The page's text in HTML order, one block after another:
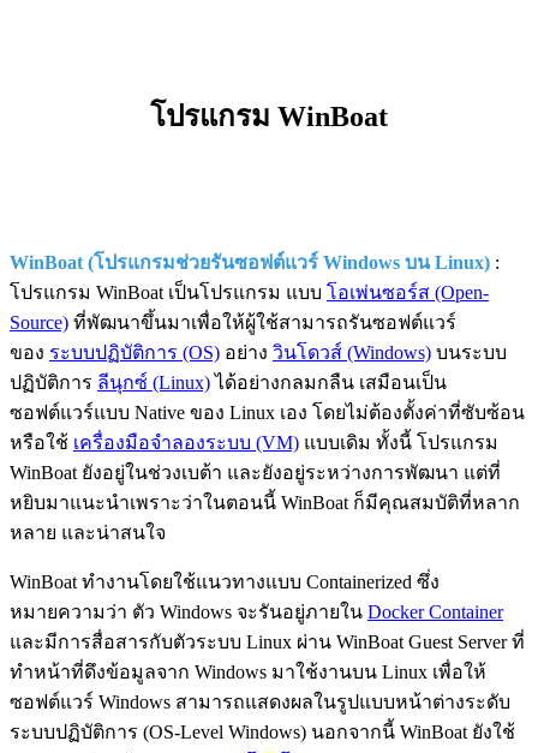
โปรแกรม WinBoat
WinBoat (โปรแกรมช่วยรันซอฟต์แวร์ Windows บน Linux) :
โปรแกรม WinBoat เป็นโปรแกรม แบบ โอเพ่นซอร์ส (Open-
Source) ที่พัฒนาขึ้นมาเพื่อให้ผู้ใช้สามารถรันซอฟต์แวร์
ของ ระบบปฏิบัติการ (OS) อย่าง วินโดวส์ (Windows) บนระบบ
ปฏิบัติการ ลีนุกซ์ (Linux)ได้อย่างกลมกลืน เสมือนเป็น
ซอฟต์แวร์แบบ Native ของ Linux เอง โดยไม่ต้องตั้งค่าที่ซับซ้อน
หรือใช้ เครื่องมือจำลองระบบ (VM) แบบเดิม ทั้งนี้ โปรแกรม
WinBoat ยังอยู่ในช่วงเบต้า และยังอยู่ระหว่างการพัฒนา แต่ที่
หยิบมาแนะนำเพราะว่าในตอนนี้ WinBoat ก็มีคุณสมบัติที่หลาก
หลาย และน่าสนใจ
WinBoat ทำงานโดยใช้แนวทางแบบ Containerized ซึ่ง
หมายความว่า ตัว Windows จะรันอยู่ภายใน Docker Container
และมีการสื่อสารกับตัวระบบ Linux ผ่าน WinBoat Guest Server ที่
ทำหน้าที่ดึงข้อมูลจาก Windows มาใช้งานบน Linux เพื่อให้
ซอฟต์แวร์ Windows สามารถแสดงผลในรูปแบบหน้าต่างระดับ
ระบบปฏิบัติการ (OS-Level Windows) นอกจากนี้ WinBoat ยังใช้